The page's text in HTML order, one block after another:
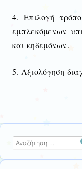
4. Επιλογή
εμπλεκόμενων
και κηδεμόνων.
5. Αξιολόγηση
Αναζήτηση